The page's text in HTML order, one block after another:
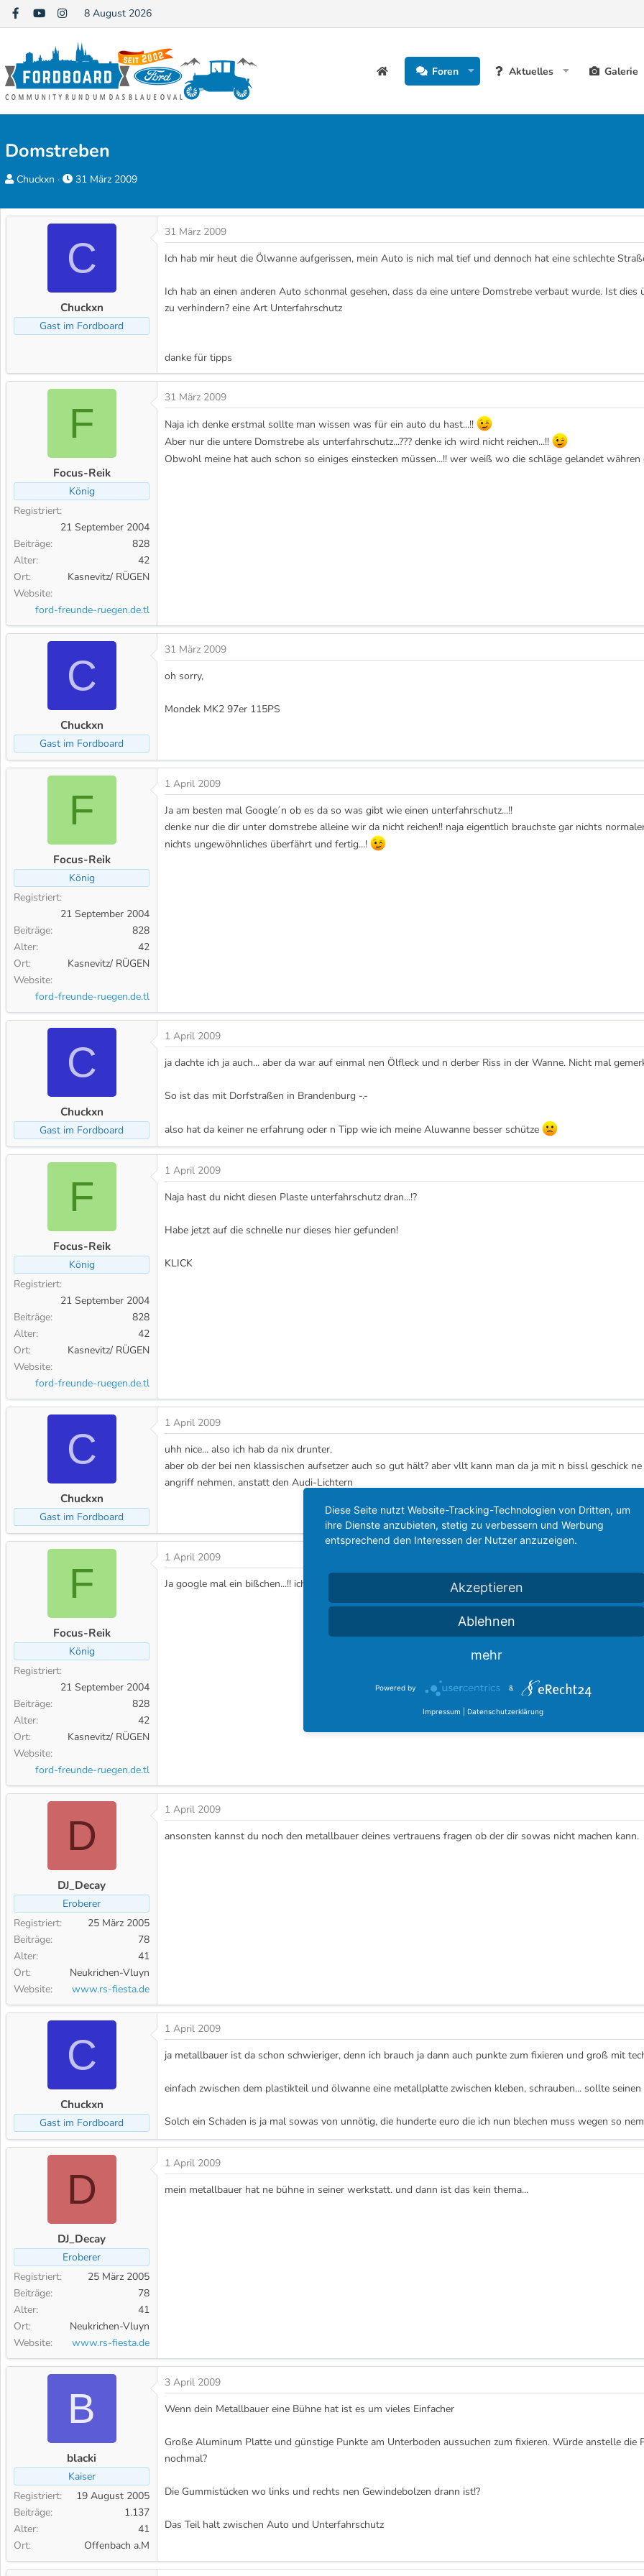
8 August 2026
Foren Aktuelles Galerie
Domstreben
E
s
Chuckxn
E
s
t
e
t
a
m
31 März 2009
C
Chuckxn
Gast im Fordboard
31 März 2009
Ich hab mir heut die Ölwanne aufgerissen, mein Auto is nich mal tief und dennoch hat eine schlechte
Ich hab an einen anderen Auto schonmal gesehen, dass da eine untere Domstrebe verbaut wurde. Ist
zu verhindern? eine Art Unterfahrschutz
danke für tipps
F
Focus-Reik
König
Registriert
21 September 2004
Beiträge
828
Alter
42
Ort
Kasnevitz/ RÜGEN
Website
ford-freunde-ruegen.de.tl
31 März 2009
Naja ich denke erstmal sollte man wissen was für ein auto du hast...!!
Aber nur die untere Domstrebe als unterfahrschutz...??? denke ich wird nicht reichen...!!
Obwohl meine hat auch schon so einiges einstecken müssen...!! wer weiß wo die schläge gelandet währen
C
Chuckxn
Gast im Fordboard
31 März 2009
oh sorry,
Mondek MK2 97er 115PS
F
Focus-Reik
König
Registriert
21 September 2004
Beiträge
828
Alter
42
Ort
Kasnevitz/ RÜGEN
Website
ford-freunde-ruegen.de.tl
1 April 2009
Ja am besten mal Google´n ob es da so was gibt wie einen unterfahrschutz...!!
denke nur die dir unter domstrebe alleine wir da nicht reichen!! naja eigentlich brauchste gar nichts
nichts ungewöhnliches überfährt und fertig...!
C
Chuckxn
Gast im Fordboard
1 April 2009
ja dachte ich ja auch... aber da war auf einmal nen Ölfleck und n derber Riss in der Wanne. Nicht mal
So ist das mit Dorfstraßen in Brandenburg -.-
also hat da keiner ne erfahrung oder n Tipp wie ich meine Aluwanne besser schütze
F
Focus-Reik
König
Registriert
21 September 2004
Beiträge
828
Alter
42
Ort
Kasnevitz/ RÜGEN
Website
ford-freunde-ruegen.de.tl
1 April 2009
Naja hast du nicht diesen Plaste unterfahrschutz dran...!?
Habe jetzt auf die schnelle nur dieses hier gefunden!
KLICK
C
Chuckxn
Gast im Fordboard
1 April 2009
uhh nice... also ich hab da nix drunter.
aber ob der bei nen klassischen aufsetzer auch so gut hält? aber vllt kann man da ja mit n bissl geschick
angriff nehmen, anstatt den Audi-Lichtern
F
Focus-Reik
König
Registriert
21 September 2004
Beiträge
828
Alter
42
Ort
Kasnevitz/ RÜGEN
Website
ford-freunde-ruegen.de.tl
1 April 2009
Ja google mal ein bißchen...!! ich glaube sowas gibt es...!!
D
DJ_Decay
Eroberer
Registriert
25 März 2005
Beiträge
78
Alter
41
Ort
Neukrichen-Vluyn
Website
www.rs-fiesta.de
1 April 2009
ansonsten kannst du noch den metallbauer deines vertrauens fragen ob der dir sowas nicht machen kann.
C
Chuckxn
Gast im Fordboard
1 April 2009
ja metallbauer ist da schon schwieriger, denn ich brauch ja dann auch punkte zum fixieren und groß mit
einfach zwischen dem plastikteil und ölwanne eine metallplatte zwischen kleben, schrauben... sollte
Solch ein Schaden is ja mal sowas von unnötig, die hunderte euro die ich nun blechen muss wegen so
D
DJ_Decay
Eroberer
Registriert
25 März 2005
Beiträge
78
Alter
41
Ort
Neukrichen-Vluyn
Website
www.rs-fiesta.de
1 April 2009
mein metallbauer hat ne bühne in seiner werkstatt. und dann ist das kein thema...
B
blacki
Kaiser
Registriert
19 August 2005
Beiträge
1.137
Alter
41
Ort
Offenbach a.M
3 April 2009
Wenn dein Metallbauer eine Bühne hat ist es um vieles Einfacher
Große Aluminum Platte und günstige Punkte am Unterboden aussuchen zum fixieren. Würde anstelle
nochmal?
Die Gummistücken wo links und rechts nen Gewindebolzen drann ist!?
Das Teil halt zwischen Auto und Unterfahrschutz
Diese Seite nutzt Website-Tracking-Technologien von Dritten, um
ihre Dienste anzubieten, stetig zu verbessern und Werbung
entsprechend den Interessen der Nutzer anzuzeigen.
Akzeptieren
Ablehnen
mehr
Powered by &
Impressum Datenschutzerklärung